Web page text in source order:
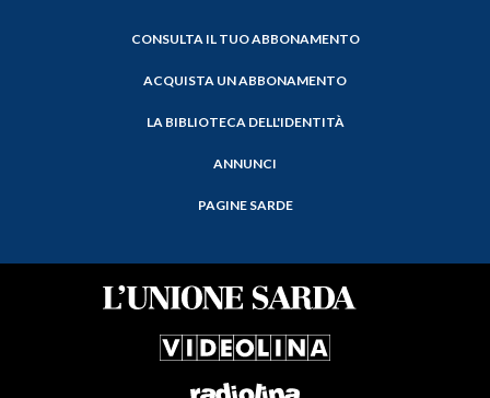
CONSULTA IL TUO ABBONAMENTO
ACQUISTA UN ABBONAMENTO
LA BIBLIOTECA DELL'IDENTITÀ
ANNUNCI
PAGINE SARDE